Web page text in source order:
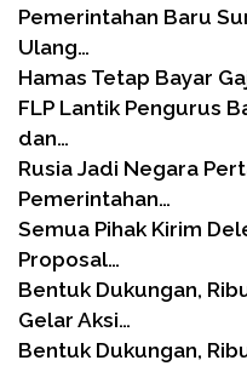
Pemerintahan Baru
Ulang…
Hamas Tetap Bayar
FLP Lantik Pengurus
dan…
Rusia Jadi Negara
Pemerintahan…
Semua Pihak Kirim
Proposal…
Bentuk Dukungan,
Gelar Aksi…
Bentuk Dukungan,